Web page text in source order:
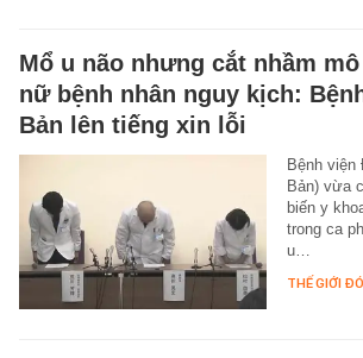
Mổ u não nhưng cắt nhầm
nữ bệnh nhân nguy kịch:
Bản lên tiếng xin lỗi
Bệnh viện
Bản) vừa
biến y
trong ca
u…
THẾ GIỚI